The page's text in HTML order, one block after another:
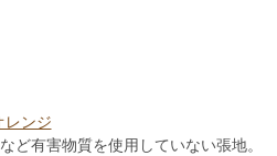
ンジ
ど有害物質を使用していない張地。